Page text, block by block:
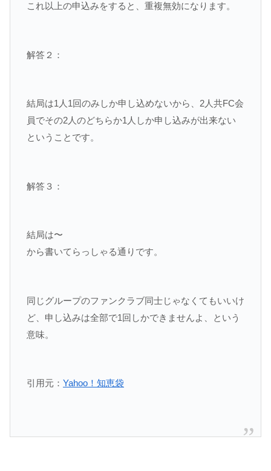
これ以上の申込みをすると、重複無効になります。
解答２：
結局は1人1回のみしか申し込めないから、2人共FC会
員でその2人のどちらか1人しか申し込みが出来ない
ということです。
解答３：
結局は〜
から書いてらっしゃる通りです。
同じグループのファンクラブ同士じゃなくてもいいけ
ど、申し込みは全部で1回しかできませんよ、という
意味。
引用元： Yahoo！知恵袋